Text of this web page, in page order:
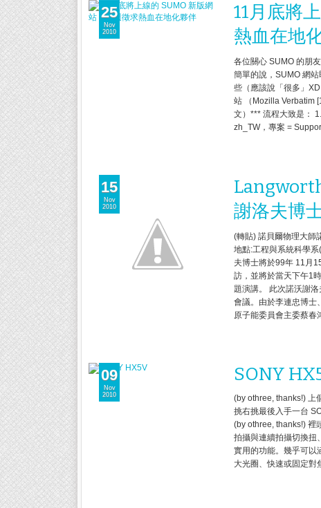
11月底將
熱血在地
各位關心 SUMO 的朋
簡單的說，SUMO 網
些（應該說「很多」
站 （Mozilla Verbatim
文）*** 流程大致是：
zh_TW，專案 =
25
Nov
2010
謝洛夫博
(轉貼) 諾貝爾物理大
地點:工程與系統科學
夫博士將於99年 11月
訪，並將於當天下午1
題演講。 此次諾沃謝
會議。由於李連忠博士
原子能委員會主委蔡
15
Nov
2010
SONY
(by othree, thanks!) 上
挑右挑最後入手一台
(by othree, thanks!) 裡
拍攝與連續拍攝切換扭
實用的功能。幾乎可以
大光圈、快速或固定
09
Nov
2010